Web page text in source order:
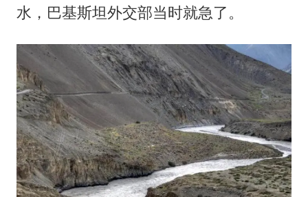
水，巴基斯坦外交部当时就急了。